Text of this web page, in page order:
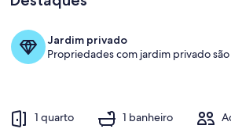
Conforto
Centro
Parte
Jardim privado
Propriedades com jardim privado
1 quarto 1 banheiro